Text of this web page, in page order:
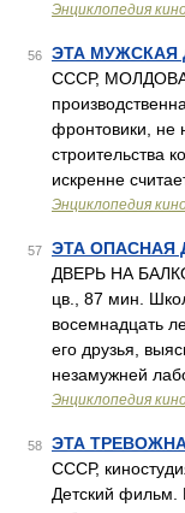
Энциклопедия
56 ЭТА МУЖСКАЯ
СССР, МОЛДОВА
фронтовики, не
строительства
искренне
Энциклопедия
57 ЭТА ОПАСНАЯ
ДВЕРЬ НА
цв., 87 мин.
восемнадцать
его друзья,
незамужней
Энциклопедия
58 ЭТА
СССР,
Детский фильм.